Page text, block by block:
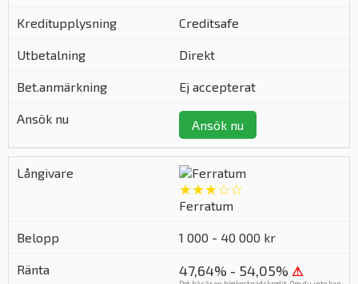
Creditsafe
Direkt
Ej accepterat
Ansök nu
★★★☆☆
Ferratum
1 000 - 40 000 kr
47,64% - 54,05% ⚠